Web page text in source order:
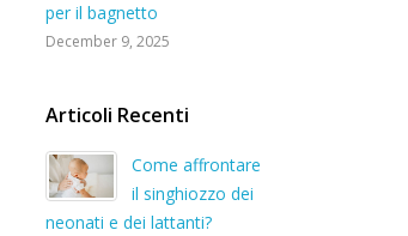
per il bagnetto
December 9, 2025
Articoli Recenti
Come affrontare
il singhiozzo dei
neonati e dei lattanti?